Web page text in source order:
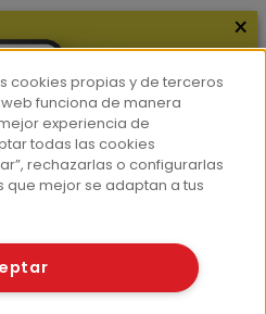
Consumer
EROSKI
×
cookies propias y de terceros
funciona de manera
experiencia de
todas las cookies
rechazarlas o configurarlas
mejor se adaptan a tus